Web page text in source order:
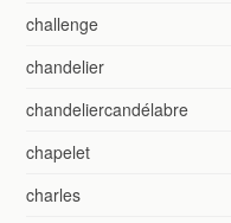
challenge
chandelier
chandeliercandélabre
chapelet
charles